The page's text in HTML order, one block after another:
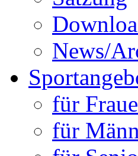
News/
für
für